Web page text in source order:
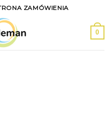
ZAMÓWIENIA
0